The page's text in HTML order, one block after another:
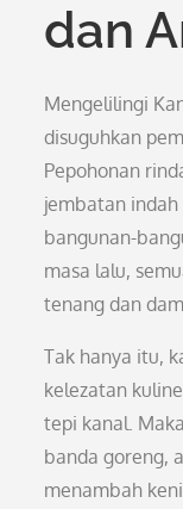
dan
Mengelilingi
disuguhkan
Pepohonan
jembatan
bangunan-
masa lalu,
tenang dan
Tak hanya itu,
kelezatan
tepi kanal.
banda goreng,
menambah